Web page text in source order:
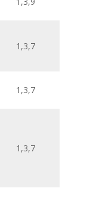
1,3,7
1,3,7
1,3,7